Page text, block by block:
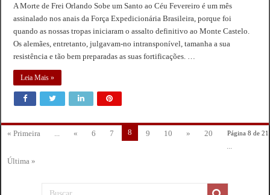
A Morte de Frei Orlando Sobe um Santo ao Céu Fevereiro é um mês
assinalado nos anais da Força Expedicionária Brasileira, porque foi
quando as nossas tropas iniciaram o assalto definitivo ao Monte Castelo.
Os alemães, entretanto, julgavam-no intransponível, tamanha a sua
resistência e tão bem preparadas as suas fortificações. …
Leia Mais »
Página 8 de 21
« Primeira « 6 7 8 9 10 »
20
Última »